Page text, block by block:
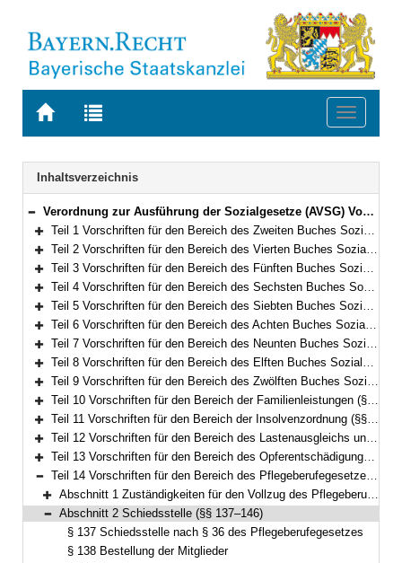
Zur
BAYERN.RECHT
Zur
letzten
Suche
Toggle
Navigation
Inhaltsverzeichnis
Bereich reduzieren
Verordnung zur Ausführung der Sozialgesetze (AVSG) Vom 2. Dezember 2008 (GVBl. S. 912, 982) BayRS 86-8-A/G (§§ 1–155)
Bereich erweitern
Teil 1 Vorschriften für den Bereich des Zweiten Buches Sozialgesetzbuch (§§ 1–2)
Bereich erweitern
Teil 2 Vorschriften für den Bereich des Vierten Buches Sozialgesetzbuch – Gemeinsame Vorschriften für die Sozialversicherung – (§§ 5–5f)
Bereich erweitern
Teil 3 Vorschriften für den Bereich des Fünften Buches Sozialgesetzbuch – Gesetzliche Krankenversicherung – (§§ 6–10)
Bereich erweitern
Teil 4 Vorschriften für den Bereich des Sechsten Buches Sozialgesetzbuch – Gesetzliche Rentenversicherung – und für den Bereich des Gesetzes über die Alterssicherung der Landwirte und des Gesetzes zur Förderung der Einstellung der landwirtschaftlichen Erwerbstätigkeit (§§ 11–15)
Bereich erweitern
Teil 5 Vorschriften für den Bereich des Siebten Buches Sozialgesetzbuch – Gesetzliche Unfallversicherung – (§§ 16–21)
Bereich erweitern
Teil 6 Vorschriften für den Bereich des Achten Buches Sozialgesetzbuch – Kinder- und Jugendhilfe – und für weitere Regelungen des Kinder- und Jugendhilferechts (§§ 22–40f)
Bereich erweitern
Teil 7 Vorschriften für den Bereich des Neunten Buches Sozialgesetzbuch – Rehabilitation und Teilhabe Menschen mit Behinderungen – (§§ 41–41h)
Bereich erweitern
Teil 8 Vorschriften für den Bereich des Elften Buches Sozialgesetzbuch – Soziale Pflegeversicherung – (§§ 42–94)
Bereich erweitern
Teil 9 Vorschriften für den Bereich des Zwölften Buches Sozialgesetzbuch – Sozialhilfe – (§§ 98–101)
Bereich erweitern
Teil 10 Vorschriften für den Bereich der Familienleistungen (§§ 102–103)
Bereich erweitern
Teil 11 Vorschriften für den Bereich der Insolvenzordnung (§§ 104–113)
Bereich erweitern
Teil 12 Vorschriften für den Bereich des Lastenausgleichs und des Flüchtlingswesens (§§ 114–133a)
Bereich erweitern
Teil 13 Vorschriften für den Bereich des Opferentschädigungsgesetzes (§§ 134–135)
Bereich reduzieren
Teil 14 Vorschriften für den Bereich des Pflegeberufegesetzes (§§ 136–146)
Bereich erweitern
Abschnitt 1 Zuständigkeiten für den Vollzug des Pflegeberufegesetzes (§ 136)
Bereich reduzieren
Abschnitt 2 Schiedsstelle (§§ 137–146)
§ 137 Schiedsstelle nach § 36 des Pflegeberufegesetzes
§ 138 Bestellung der Mitglieder